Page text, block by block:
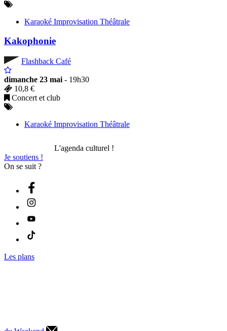
Karaoké Improvisation Théâtrale
Kakophonie
Flashback Café
dimanche 23 mai - 19h30
10,8 €
Concert et club
Karaoké Improvisation Théâtrale
L'agenda culturel !
Je soutiens !
On se suit ?
Les plans